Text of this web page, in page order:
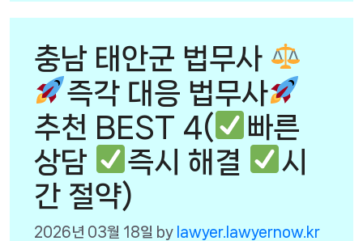
충남 태안군 법무사
즉각 대응 법무사
추천 BEST 4(
빠른
상담
즉시 해결
시
간 절약)
2026년 03월 18일 by lawyer.lawyernow.kr